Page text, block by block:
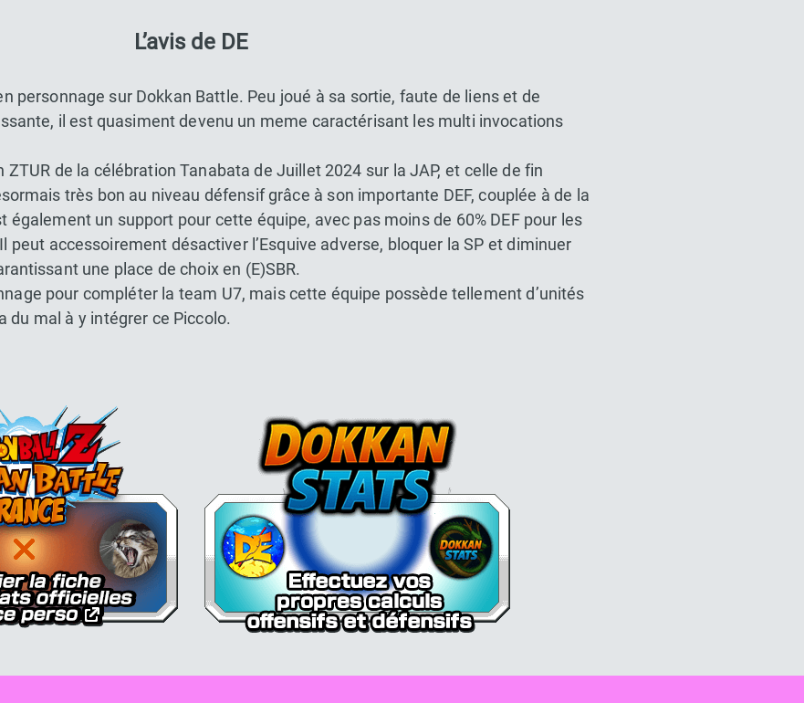
L’avis de DE
personnage sur Dokkan Battle. Peu joué à sa sortie, faute de liens et de
il est quasiment devenu un meme caractérisant les multi invocations
de la célébration Tanabata de Juillet 2024 sur la JAP, et celle de fin
très bon au niveau défensif grâce à son importante DEF, couplée à de la
également un support pour cette équipe, avec pas moins de 60% DEF pour les
peut accessoirement désactiver l’Esquive adverse, bloquer la SP et diminuer
une place de choix en (E)SBR.
pour compléter la team U7, mais cette équipe possède tellement d’unités
du mal à y intégrer ce Piccolo.
Dokkan Essentials x Dragon Ball Z Dokkan battle France